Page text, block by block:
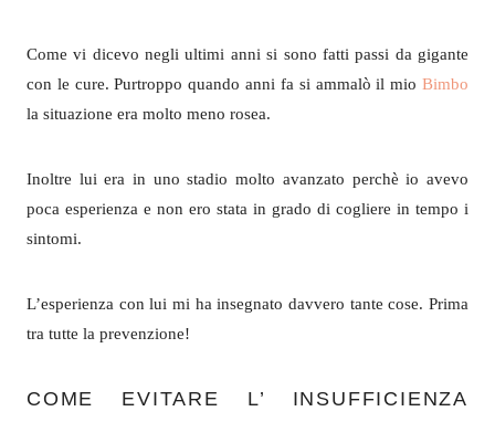
Come vi dicevo negli ultimi anni si sono fatti passi da gigante
con le cure. Purtroppo quando anni fa si ammalò il mio Bimbo
la situazione era molto meno rosea.
Inoltre lui era in uno stadio molto avanzato perchè io avevo
poca esperienza e non ero stata in grado di cogliere in tempo i
sintomi.
L’esperienza con lui mi ha insegnato davvero tante cose. Prima
tra tutte la prevenzione!
COME EVITARE L’ INSUFFICIENZA